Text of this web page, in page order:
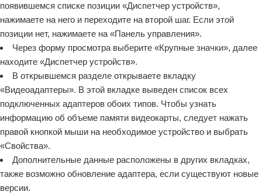
появившемся списке позиции «Диспетчер устройств»,
нажимаете на него и переходите на второй шаг. Если этой
позиции нет, нажимаете на «Панель управления».
Через форму просмотра выберите «Крупные значки», далее
находите «Диспетчер устройств».
В открывшемся разделе открываете вкладку
«Видеоадаптеры». В этой вкладке выведен список всех
подключенных адаптеров обоих типов. Чтобы узнать
информацию об объеме памяти видеокарты, следует нажать
правой кнопкой мыши на необходимое устройство и выбрать
«Свойства».
Дополнительные данные расположены в других вкладках,
также возможно обновление адаптера, если существуют новые
версии.